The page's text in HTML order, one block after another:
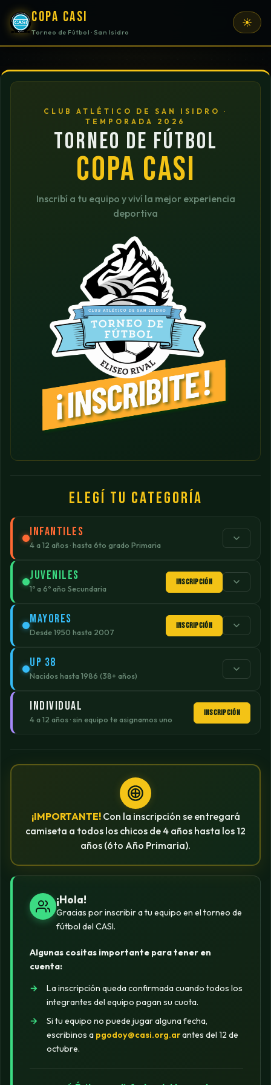
COPA CASI
Torneo de Fútbol · San Isidro
☀️
CLUB ATLÉTICO DE SAN ISIDRO ·
TEMPORADA 2026
TORNEO DE FÚTBOL
COPA CASI
Inscribí a tu equipo y viví la mejor experiencia
deportiva
ELEGÍ TU CATEGORÍA
INFANTILES
4 a 12 años · hasta 6to grado Primaria
JUVENILES
1º a 6º año Secundaria
INSCRIPCIÓN
MAYORES
Desde 1950 hasta 2007
INSCRIPCIÓN
UP 38
Nacidos hasta 1986 (38+ años)
INDIVIDUAL
4 a 12 años · sin equipo te asignamos uno
INSCRIPCIÓN
¡IMPORTANTE!Con la inscripción se entregará
camiseta a todos los chicos de 4 años hasta los 12
años (6to Año Primaria).
¡Hola!
Gracias por inscribir a tu equipo en el torneo de
fútbol del CASI.
Algunas cositas importante para tener en
cuenta:
La inscripción queda confirmada cuando todos los
integrantes del equipo pagan su cuota.
Si tu equipo no puede jugar alguna fecha,
escribinos a pgodoy@casi.org.arantes del 12 de
octubre.